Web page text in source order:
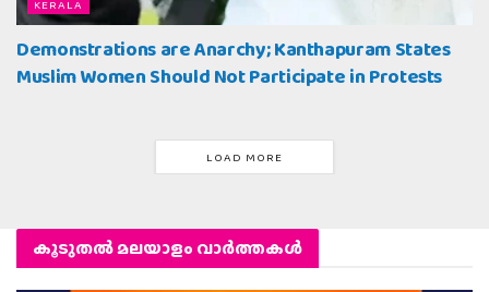
KERALA
Demonstrations are Anarchy; Kanthapuram States
LOAD MORE
കൂടുതല്‍ മലയാളം വാര്‍ത്തകള്‍